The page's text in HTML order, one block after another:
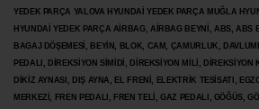
YEDEK PARÇA YALOVA HYUNDAİ YEDEK PARÇA MUĞLA
HYUNDAİ YEDEK PARÇA AİRBAG, AİRBAG BEYNİ, ABS, ABS
BAGAJ DÖŞEMESİ, BEYİN, BLOK, CAM, ÇAMURLUK,
PEDALI, DİREKSİYON SİMİDİ, DİREKSİYON MİLİ, DİREKSİYON
DİKİZ AYNASI, DIŞ AYNA, EL FRENİ, ELEKTRİK TESİSATI,
MERKEZİ, FREN PEDALI, FREN TELİ, GAZ PEDALI, GÖĞÜS,